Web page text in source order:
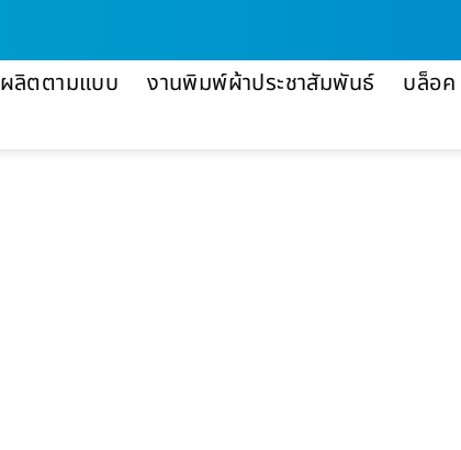
ผลิตตามแบบ งานพิมพ์ผ้าประชาสัมพันธ์ บล็อค